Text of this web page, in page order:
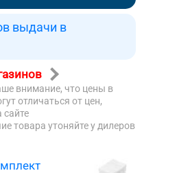
выдачи в
внимание, что цены в
отличаться от цен,
сайте
товара утоняйте у дилеров